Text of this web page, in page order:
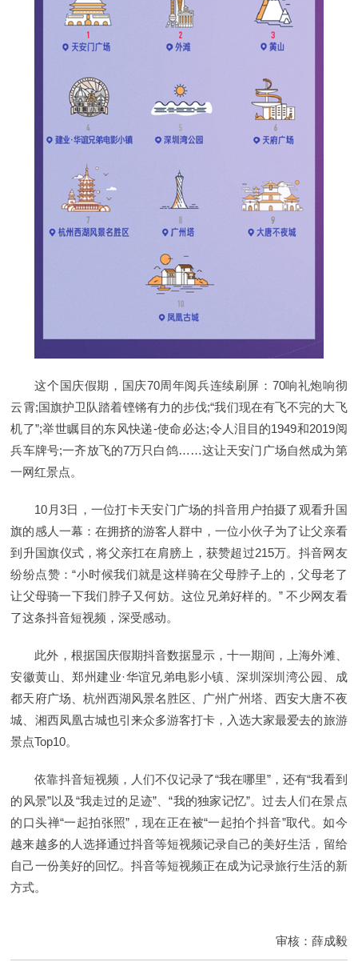
这个国庆假期，国庆70周年阅兵连续刷屏：70响礼炮响彻
云霄;国旗护卫队踏着铿锵有力的步伐;“我们现在有飞不完的大飞
机了”;举世瞩目的东风快递-使命必达;令人泪目的1949和2019阅
兵车牌号;一齐放飞的7万只白鸽……这让天安门广场自然成为第
一网红景点。
10月3日，一位打卡天安门广场的抖音用户拍摄了观看升国
旗的感人一幕：在拥挤的游客人群中，一位小伙子为了让父亲看
到升国旗仪式，将父亲扛在肩膀上，获赞超过215万。抖音网友
纷纷点赞：“小时候我们就是这样骑在父母脖子上的，父母老了
让父母骑一下我们脖子又何妨。这位兄弟好样的。” 不少网友看
了这条抖音短视频，深受感动。
此外，根据国庆假期抖音数据显示，十一期间，上海外滩、
安徽黄山、郑州建业·华谊兄弟电影小镇、深圳深圳湾公园、成
都天府广场、杭州西湖风景名胜区、广州广州塔、西安大唐不夜
城、湘西凤凰古城也引来众多游客打卡，入选大家最爱去的旅游
景点Top10。
依靠抖音短视频，人们不仅记录了“我在哪里”，还有“我看到
的风景”以及“我走过的足迹”、“我的独家记忆”。过去人们在景点
的口头禅“一起拍张照”，现在正在被“一起拍个抖音”取代。如今
越来越多的人选择通过抖音等短视频记录自己的美好生活，留给
自己一份美好的回忆。抖音等短视频正在成为记录旅行生活的新
方式。
审核：薛成毅